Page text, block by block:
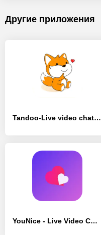
Другие приложения
Tandoo-Live video chat, meet - [Премиум версия]
YouNice - Live Video Chat&Meet - [Разблокированная версия]